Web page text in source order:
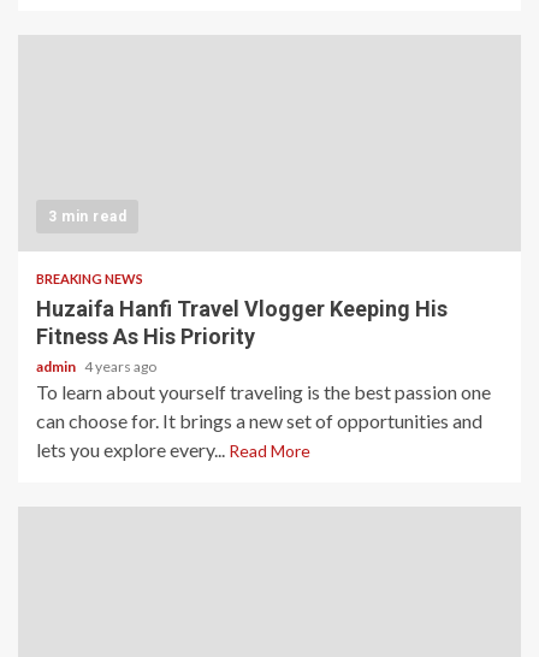
3 min read
BREAKING NEWS
Huzaifa Hanfi Travel Vlogger Keeping His
Fitness As His Priority
admin 4 years ago
To learn about yourself traveling is the best passion one
can choose for. It brings a new set of opportunities and
lets you explore every... Read More